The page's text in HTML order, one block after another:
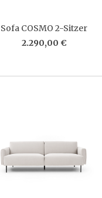
Sofa COSMO 2-Sitzer
2.290,00 €